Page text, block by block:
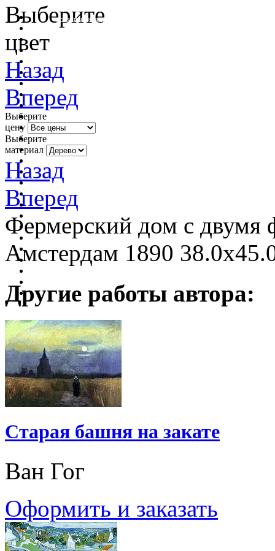
очистить фильтр цвета
Выберите
цвет
Назад
Вперед
Выберите
цену
Выберите
материал
Назад
Вперед
Фермерский дом с двумя
Амстердам 1890
Другие работы автора:
Старая башня на закате
Ван Гог
Оформить и заказать